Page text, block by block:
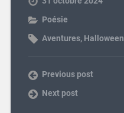
Poésie
Aventures, Halloween
Previous post
Next post